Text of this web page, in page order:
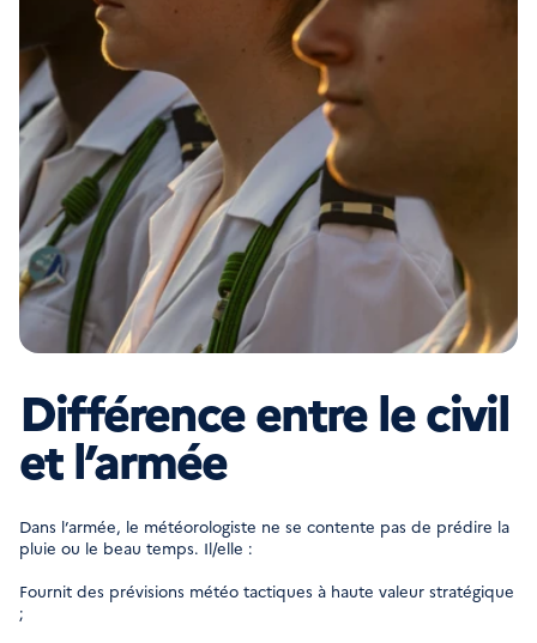
Différence entre le civil
et l’armée
Dans l’armée, le météorologiste ne se contente pas de prédire la
pluie ou le beau temps. Il/elle :
Fournit des prévisions météo tactiques à haute valeur stratégique
;